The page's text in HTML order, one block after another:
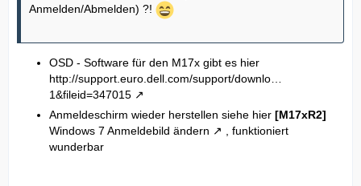
Anmelden/Abmelden) ?!
OSD - Software für den M17x gibt es hier
http://support.euro.dell.com/support/downlo…
1&fileid=347015
Anmeldeschirm wieder herstellen siehe hier [M17xR2]
Windows 7 Anmeldebild ändern
, funktioniert
wunderbar